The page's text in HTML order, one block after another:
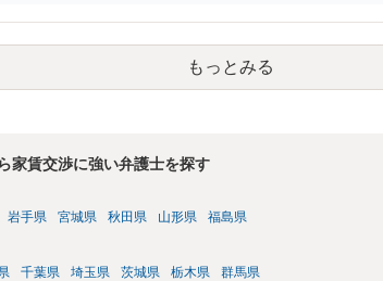
た資料を基に話し合うこともありますが（なお、生成ＡＩ
不動産の適正な賃料を鑑定するため、不動産鑑定士に鑑
ますが、数十万円以上の鑑定料がかかる場合もあります。
較考量して、実際に手続きを進めていくのかご判断いた
もっとみる
家賃交渉に強い弁護士を探す
岩手県 宮城県 秋田県 山形県 福島県
千葉県 埼玉県 茨城県 栃木県 群馬県